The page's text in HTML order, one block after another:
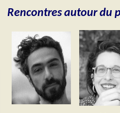
Rencontres autour du